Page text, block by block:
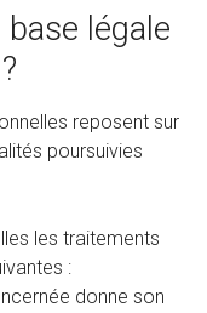
légale
reposent sur
poursuivies
les traitements
:
donne son